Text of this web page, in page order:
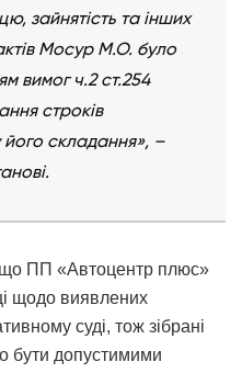
зайнятість та інших
Мосур М.О. було
вимог ч.2 ст.254
строків
складання», –
що ПП «Автоцентр плюс»
щодо виявлених
суді, тож зібрані
бути допустимими